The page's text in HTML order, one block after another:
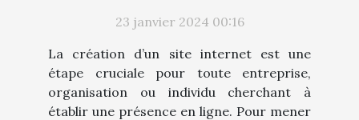
23 janvier 2024 00:16
La création d’un site internet est une
étape cruciale pour toute entreprise,
organisation ou individu cherchant à
établir une présence en ligne. Pour mener